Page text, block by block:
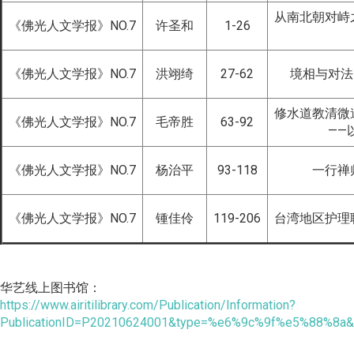
《佛光人文学报》NO.7 许圣和 1-26
从南北朝对
《佛光人文学报》NO.7 洪翊绮 27-62 境相与对
《佛光人文学报》NO.7 毛帝胜 63-92
修水道教清
——
《佛光人文学报》NO.7 杨治平 93-118 一行禅
《佛光人文学报》NO.7 锺佳伶 119-206 台湾地区护
华艺线上图书馆：
https://www.airitilibrary.com/Publication/Information?